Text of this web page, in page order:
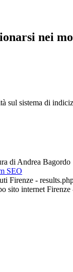
nei
sul sistema di
di Andrea Bagordo
SEO